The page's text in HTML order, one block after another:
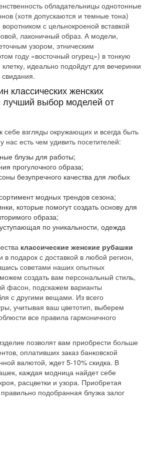
обладательницы однотонные
(хотя допускаются и темные тона)
с цельнокроеной вставкой
лаконичный образ. А модели,
узором, этническим
году «восточный огурец») в тонкую
идеально подойдут для вечеринки
классических женских
лучший выбор моделей от
себе взгляды окружающих и всегда быть
нас есть чем удивить посетителей:
блузы для работы;
прогулочного образа;
безупречного качества для любых
модных трендов сезона;
которые помогут создать основу для
образа;
по уникальности, одежда
классические женские рубашки
в подарок с доставкой в любой регион,
советами наших опытных
создать вам персональный стиль,
фасон, подскажем варианты
с другими вещами. Из всего
учитывая ваш цветотип, выберем
все правила гармоничного
позволят вам приобрести больше
оплативших заказ банковской
валютой, ждет 5-10% скидка. В
каждая модница найдет себе
расцветки и узора. Приобретая
подобранная блузка залог